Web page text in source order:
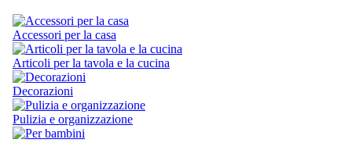
Accessori per la casa
Articoli per la tavola e la cucina
Decorazioni
Pulizia e organizzazione